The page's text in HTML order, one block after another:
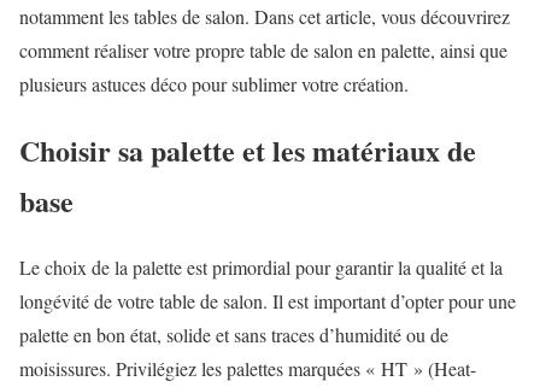
notamment les tables de salon. Dans cet article, vous découvrirez
comment réaliser votre propre table de salon en palette, ainsi que
plusieurs astuces déco pour sublimer votre création.
Choisir sa palette et les matériaux de
base
Le choix de la palette est primordial pour garantir la qualité et la
longévité de votre table de salon. Il est important d’opter pour une
palette en bon état, solide et sans traces d’humidité ou de
moisissures. Privilégiez les palettes marquées « HT » (Heat-